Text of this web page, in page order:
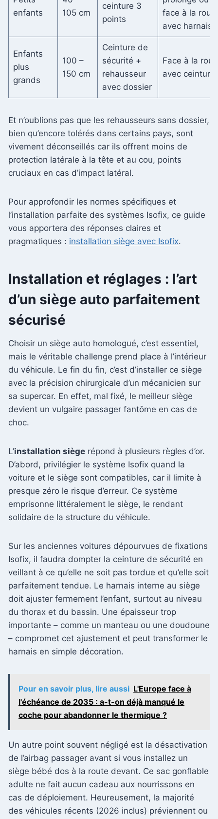
enfants
105 cm
ceinture 3
points
face à la
avec harnais
Enfants
plus
grands
100 –
150 cm
Ceinture de
sécurité +
rehausseur
avec dossier
Face à la
avec ceinture
Et n’oublions pas que les rehausseurs sans dossier,
bien qu’encore tolérés dans certains pays, sont
vivement déconseillés car ils offrent moins de
protection latérale à la tête et au cou, points
cruciaux en cas d’impact latéral.
Pour approfondir les normes spécifiques et
l’installation parfaite des systèmes Isofix, ce guide
vous apportera des réponses claires et
pragmatiques : installation siège avec Isofix.
Installation et réglages : l’art
d’un siège auto parfaitement
sécurisé
Choisir un siège auto homologué, c’est essentiel,
mais le véritable challenge prend place à l’intérieur
du véhicule. Le fin du fin, c’est d’installer ce siège
avec la précision chirurgicale d’un mécanicien sur
sa supercar. En effet, mal fixé, le meilleur siège
devient un vulgaire passager fantôme en cas de
choc.
L’installation siège répond à plusieurs règles d’or.
D’abord, privilégier le système Isofix quand la
voiture et le siège sont compatibles, car il limite à
presque zéro le risque d’erreur. Ce système
emprisonne littéralement le siège, le rendant
solidaire de la structure du véhicule.
Sur les anciennes voitures dépourvues de fixations
Isofix, il faudra dompter la ceinture de sécurité en
veillant à ce qu’elle ne soit pas tordue et qu’elle soit
parfaitement tendue. Le harnais interne au siège
doit ajuster fermement l’enfant, surtout au niveau
du thorax et du bassin. Une épaisseur trop
importante – comme un manteau ou une doudoune
– compromet cet ajustement et peut transformer le
harnais en simple décoration.
Pour en savoir plus, lire aussi L'Europe face à
l'échéance de 2035 : a-t-on déjà manqué le
coche pour abandonner le thermique ?
Un autre point souvent négligé est la désactivation
de l’airbag passager avant si vous installez un
siège bébé dos à la route devant. Ce sac gonflable
adulte ne fait aucun cadeau aux nourrissons en
cas de déploiement. Heureusement, la majorité
des véhicules récents (2026 inclus) préviennent ou